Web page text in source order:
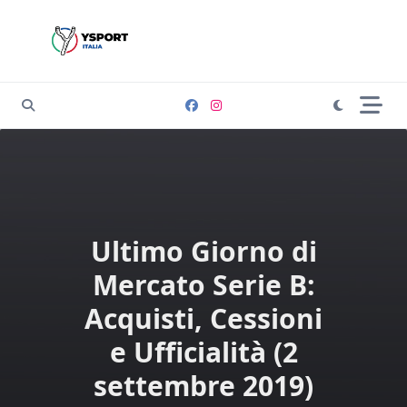
Ultimo Giorno di
Mercato Serie B:
Acquisti, Cessioni
e Ufficialità (2
settembre 2019)